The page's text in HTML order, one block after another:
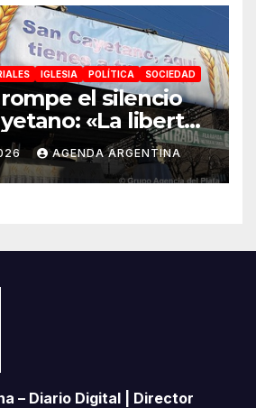
IGLESIA POLÍTICA SOCIEDAD
el silencio
«La libertad
no puede ser
AGENDA ARGENTINA
– Diario Digital | Director